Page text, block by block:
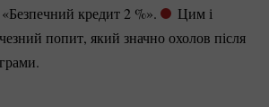
кредит2 %».
Цим і
попит, який значно охолов після